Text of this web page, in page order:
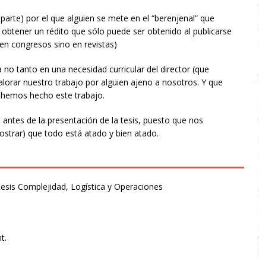
por el que alguien se mete en el “berenjenal” que
un rédito que sólo puede ser obtenido al publicarse
congresos sino en revistas)
tanto en una necesidad curricular del director (que
nuestro trabajo por alguien ajeno a nosotros. Y que
hecho este trabajo.
de la presentación de la tesis, puesto que nos
que todo está atado y bien atado.
Complejidad, Logística y Operaciones